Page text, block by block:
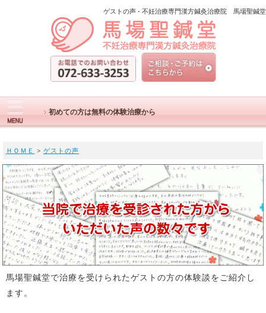
ゲストの声 - 不妊治療専門漢方鍼灸治療院 馬場聖鍼堂
初めての方は無料の体験治療から
ＨＯＭＥ > ゲストの声
馬場聖鍼堂で治療を受けられたゲストの方の体験談をご紹介し
ます。